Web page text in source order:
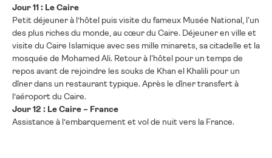
Jour 11 : Le Caire
Petit déjeuner à l’hôtel puis visite du fameux Musée National, l'un
des plus riches du monde, au cœur du Caire. Déjeuner en ville et
visite du Caire Islamique avec ses mille minarets, sa citadelle et la
mosquée de Mohamed Ali. Retour à l'hôtel pour un temps de
repos avant de rejoindre les souks de Khan el Khalili pour un
dîner dans un restaurant typique. Après le dîner transfert à
l’aéroport du Caire.
Jour 12 : Le Caire – France
Assistance à l’embarquement et vol de nuit vers la France.